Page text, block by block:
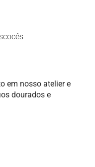
em nosso atelier e
dourados e